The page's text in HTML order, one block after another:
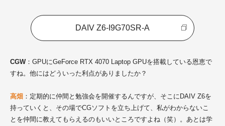
DAIV Z6-I9G70SR-A
CGW：GPUにGeForce RTX 4070 Laptop GPUを搭載している恩恵で
すね。他にはどういった利点がありましたか？
高畑 ：定期的に仲間と勉強会を開催するんですが、そこにDAIV Z6を
持っていくと、その場でCGソフトを立ち上げて、私がわからないこ
とを仲間に教えてもらえるのもいいところですよね（笑）。あとは学